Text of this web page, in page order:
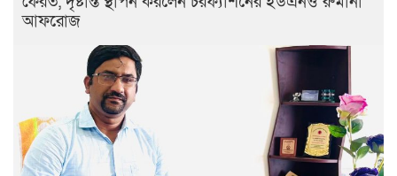
আফরোজ